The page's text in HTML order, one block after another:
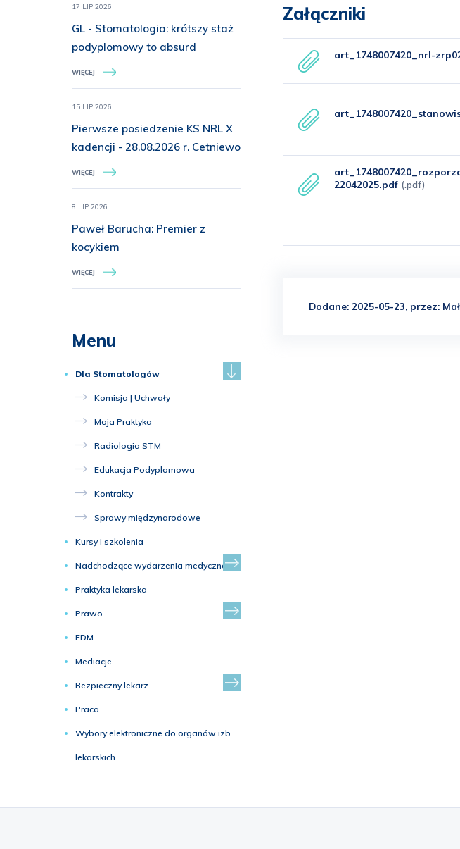
17 LIP 2026
GL - Stomatologia: krótszy staż
podyplomowy to absurd
WIĘCEJ
15 LIP 2026
Pierwsze posiedzenie KS NRL X
kadencji - 28.08.2026 r. Cetniewo
WIĘCEJ
8 LIP 2026
Paweł Barucha: Premier z
kocykiem
WIĘCEJ
Menu
Dla Stomatologów
Komisja | Uchwały
Moja Praktyka
Radiologia STM
Edukacja Podyplomowa
Kontrakty
Sprawy międzynarodowe
Kursy i szkolenia
Nadchodzące wydarzenia medyczne
Praktyka lekarska
Prawo
EDM
Mediacje
Bezpieczny lekarz
Praca
Wybory elektroniczne do organów izb
lekarskich
Załączniki
art_1748007420_nrl-
22042025.pdf (.pdf)
Dodane: 2025-05-23, przez: